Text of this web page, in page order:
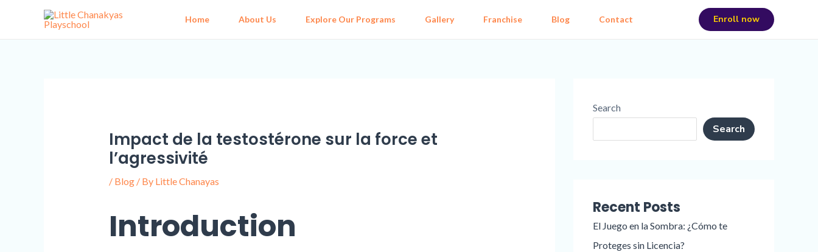
Home About Us Explore Our Programs Gallery Franchise Blog Contact Enroll now
Impact de la testostérone sur la force et
l’agressivité
/ Blog/ By Little Chanayas
Introduction
Post
navigation
Search
Search
Recent Posts
El Juego en la Sombra: ¿Cómo te
Proteges sin Licencia?